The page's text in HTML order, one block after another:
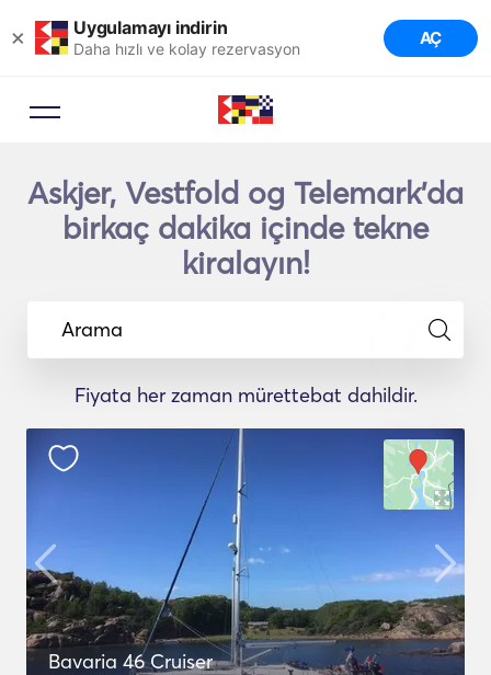
× Uygulamayı indirin
Daha hızlı ve kolay rezervasyon AÇ
Askjer, Vestfold og Telemark'da
birkaç dakika içinde tekne
kiralayın!
Arama
Fiyata her zaman mürettebat dahildir.
Bavaria 46 Cruiser